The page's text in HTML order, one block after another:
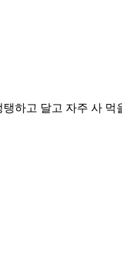
하고 달고 자주 사 먹